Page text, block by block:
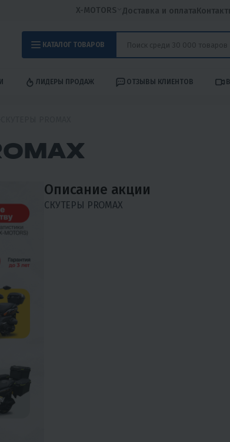
X-MOTORS Доставка и оплата
КАТАЛОГ ТОВАРОВ
ЛИДЕРЫ ПРОДАЖ ОТЗЫВЫ КЛИЕНТОВ
Описание акции
СКУТЕРЫ PROMAX